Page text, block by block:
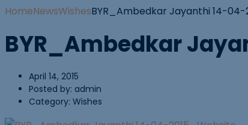
HomeNewsWishesBYR_Ambedkar Jayanthi 14-
BYR_Ambedkar
April 14, 2015
Posted by: admin
Category: Wishes